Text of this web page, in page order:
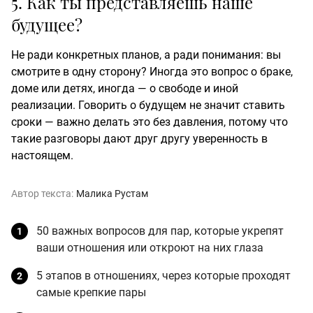
будущее?
Не ради конкретных планов, а ради понимания: вы
смотрите в одну сторону? Иногда это вопрос о браке,
доме или детях, иногда — о свободе и иной
реализации. Говорить о будущем не значит ставить
сроки — важно делать это без давления, потому что
такие разговоры дают друг другу уверенность в
настоящем.
Автор текста: Малика Рустам
50 важных вопросов для пар, которые укрепят
ваши отношения или откроют на них глаза
5 этапов в отношениях, через которые проходят
самые крепкие пары